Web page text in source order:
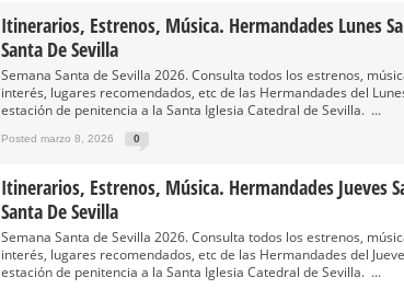
Itinerarios, Estrenos, Música. Hermandades Lunes
Santa De Sevilla
Semana Santa de Sevilla 2026. Consulta todos los estrenos,
interés, lugares recomendados, etc de las Hermandades del
estación de penitencia a la Santa Iglesia Catedral de Sevilla. ...
Posted marzo 8, 2026 0
Itinerarios, Estrenos, Música. Hermandades Jueves
Santa De Sevilla
Semana Santa de Sevilla 2026. Consulta todos los estrenos,
interés, lugares recomendados, etc de las Hermandades del
estación de penitencia a la Santa Iglesia Catedral de Sevilla. ...